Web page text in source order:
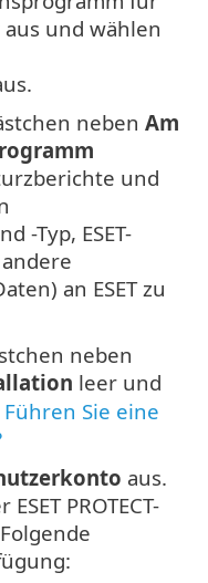
aus und wählen
neben Am
und
-Typ, ESET-
an ESET zu
neben
leer und
Führen Sie eine
aus.
PROTECT-